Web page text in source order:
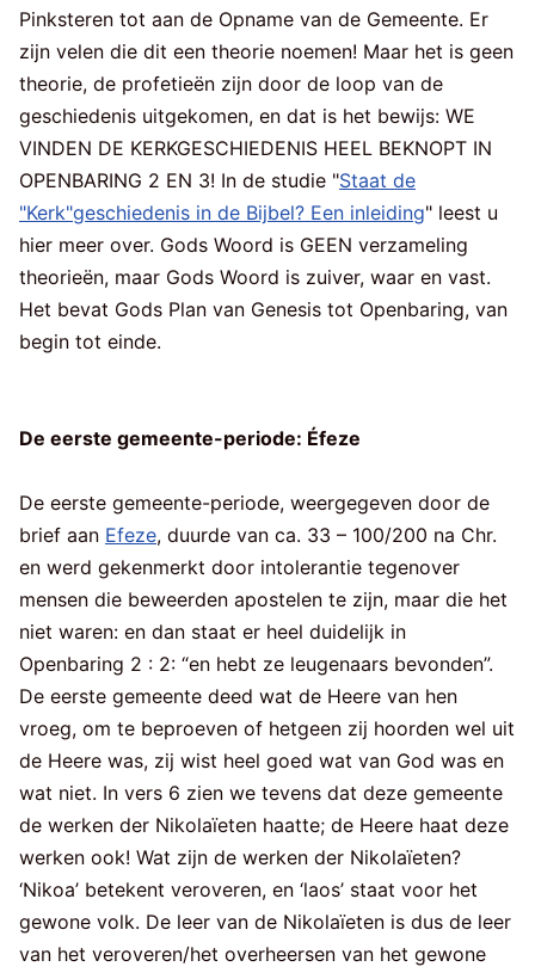
Pinksteren tot aan de Opname van de Gemeente. Er
zijn velen die dit een theorie noemen! Maar het is geen
theorie, de profetieën zijn door de loop van de
geschiedenis uitgekomen, en dat is het bewijs: WE
VINDEN DE KERKGESCHIEDENIS HEEL BEKNOPT IN
OPENBARING 2 EN 3! In de studie "Staat de
"Kerk"geschiedenis in de Bijbel? Een inleiding" leest u
hier meer over. Gods Woord is GEEN verzameling
theorieën, maar Gods Woord is zuiver, waar en vast.
Het bevat Gods Plan van Genesis tot Openbaring, van
begin tot einde.
De eerste gemeente-periode: Éfeze
De eerste gemeente-periode, weergegeven door de
brief aan Efeze, duurde van ca. 33 – 100/200 na Chr.
en werd gekenmerkt door intolerantie tegenover
mensen die beweerden apostelen te zijn, maar die het
niet waren: en dan staat er heel duidelijk in
Openbaring 2 : 2: “en hebt ze leugenaars bevonden”.
De eerste gemeente deed wat de Heere van hen
vroeg, om te beproeven of hetgeen zij hoorden wel uit
de Heere was, zij wist heel goed wat van God was en
wat niet. In vers 6 zien we tevens dat deze gemeente
de werken der Nikolaïeten haatte; de Heere haat deze
werken ook! Wat zijn de werken der Nikolaïeten?
‘Nikoa’ betekent veroveren, en ‘laos’ staat voor het
gewone volk. De leer van de Nikolaïeten is dus de leer
van het veroveren/het overheersen van het gewone